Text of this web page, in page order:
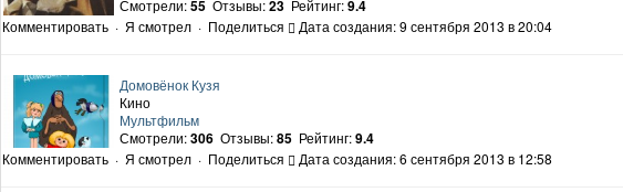
Смотрели:55 Отзывы:23 Рейтинг:9.4
Комментировать · Я смотрел · Поделиться Дата создания: 9 сентября 2013 в 20:04
Домовёнок Кузя
Кино
Мультфильм
Смотрели:306 Отзывы:85 Рейтинг:9.4
Комментировать · Я смотрел · Поделиться Дата создания: 6 сентября 2013 в 12:58